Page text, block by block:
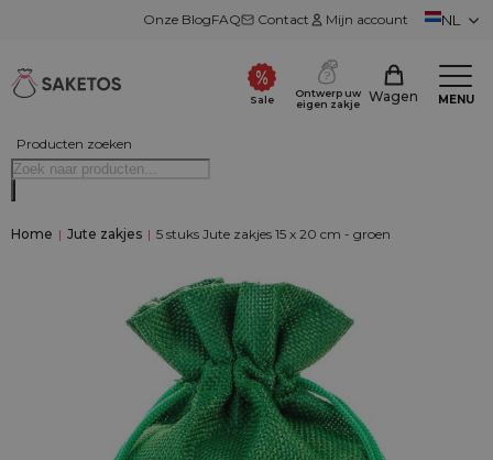
Onze BlogFAQ Contact Mijn account NL
Producten zoeken
Sale
Ontwerp uw
eigen zakje
Wagen MENU
Home | Jute zakjes | 5 stuks Jute zakjes 15 x 20 cm - groen